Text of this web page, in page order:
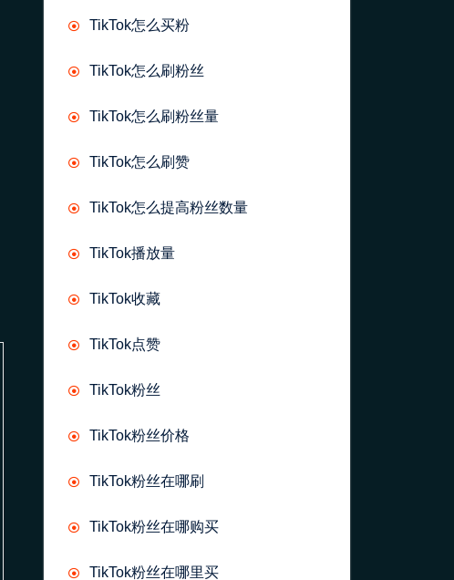
TikTok怎么买粉
TikTok怎么刷粉丝
TikTok怎么刷粉丝量
TikTok怎么刷赞
TikTok怎么提高粉丝数量
TikTok播放量
TikTok收藏
TikTok点赞
TikTok粉丝
TikTok粉丝价格
TikTok粉丝在哪刷
TikTok粉丝在哪购买
TikTok粉丝在哪里买